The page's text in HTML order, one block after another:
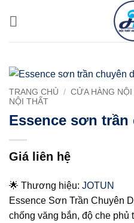
TRANG CHỦ / CỬA HÀNG
NỘI THẤT
Essence sơn
Giá liên hệ
🌟 Thương hiệu: JOTUN
Essence Sơn Trần Chuyên
chống văng bắn, độ che phủ